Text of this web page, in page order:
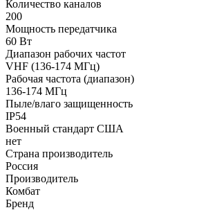
Количество каналов
200
Мощность передатчика
60 Вт
Диапазон рабочих частот
VHF (136-174 МГц)
Рабочая частота (диапазон)
136-174 МГц
Пыле/влаго защищенность
IP54
Военный стандарт США
нет
Страна производитель
Россия
Производитель
Комбат
Бренд